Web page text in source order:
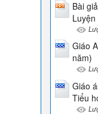
Bài
Giáo
năm)
Giáo
Tiểu